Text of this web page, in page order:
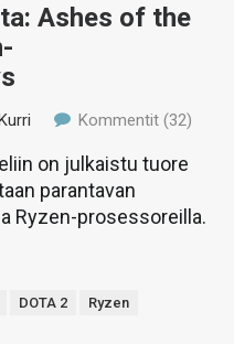
Ashes of the
Kommentit (32)
on julkaistu tuore
parantavan
Ryzen-prosessoreilla.
DOTA 2
Ryzen